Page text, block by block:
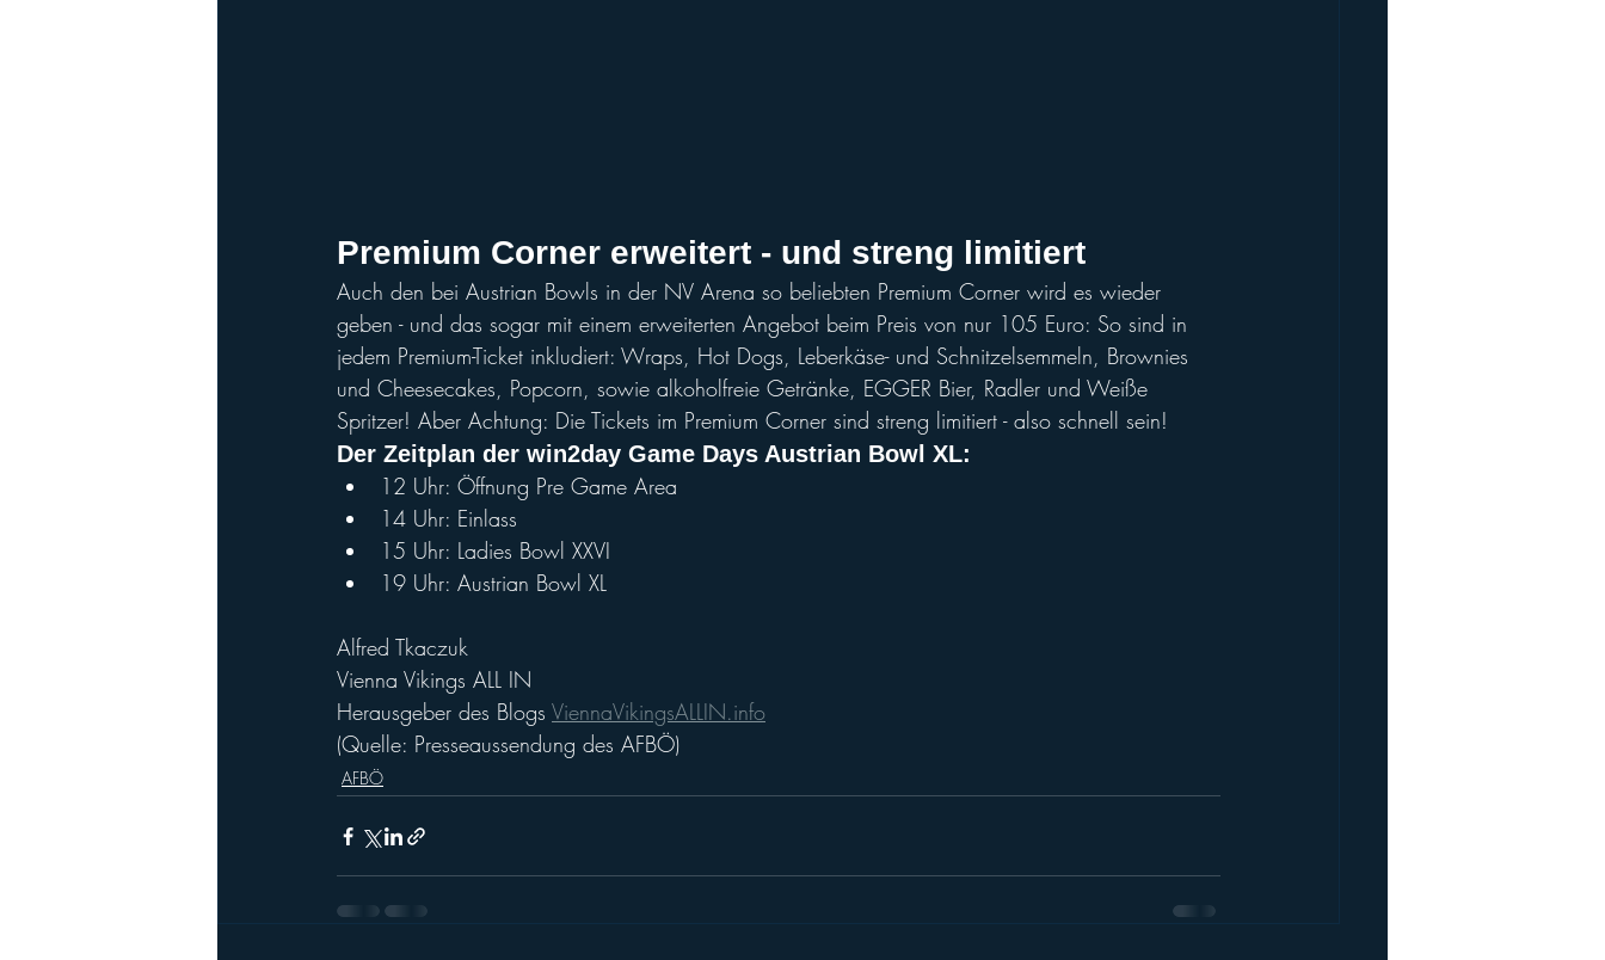
Premium Corner erweitert - und streng limitiert
Auch den bei Austrian Bowls in der NV Arena so beliebten Premium Corner wird es wieder
geben - und das sogar mit einem erweiterten Angebot beim Preis von nur 105 Euro: So sind in
jedem Premium-Ticket inkludiert: Wraps, Hot Dogs, Leberkäse- und Schnitzelsemmeln, Brownies
und Cheesecakes, Popcorn, sowie alkoholfreie Getränke, EGGER Bier, Radler und Weiße
Spritzer! Aber Achtung: Die Tickets im Premium Corner sind streng limitiert - also schnell sein!
Der Zeitplan der win2day Game Days Austrian Bowl XL:
12 Uhr: Öffnung Pre Game Area
14 Uhr: Einlass
15 Uhr: Ladies Bowl XXVI
19 Uhr: Austrian Bowl XL
Alfred Tkaczuk
Vienna Vikings ALL IN
Herausgeber des Blogs ViennaVikingsALLIN.info
(Quelle: Presseaussendung des AFBÖ)
AFBÖ